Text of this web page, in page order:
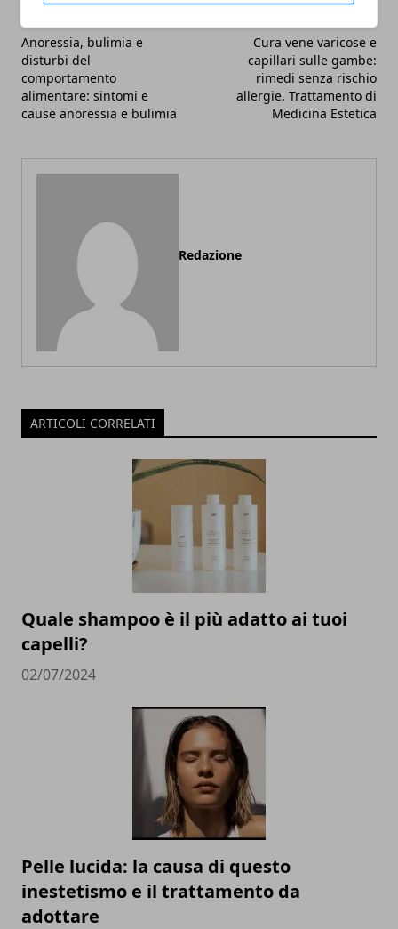
Anoressia, bulimia e
disturbi del
comportamento
alimentare: sintomi e
cause anoressia e bulimia
Cura vene varicose e
capillari sulle gambe:
rimedi senza rischio
allergie. Trattamento di
Medicina Estetica
Redazione
ARTICOLI CORRELATI
Quale shampoo è il più adatto ai tuoi
capelli?
02/07/2024
Pelle lucida: la causa di questo
inestetismo e il trattamento da
adottare